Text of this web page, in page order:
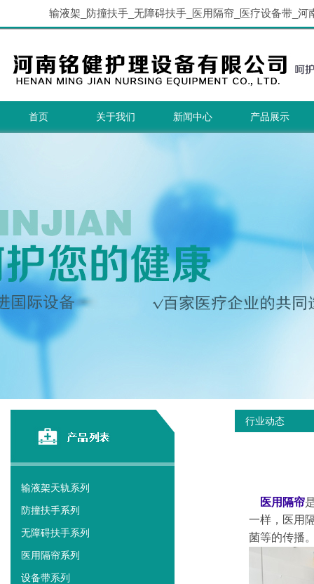
输液架_防撞扶手_无障碍扶手_医用隔帘_医疗设备带_河
首页 关于我们 新闻中心 产品展示
输液架天轨系列
防撞扶手系列
无障碍扶手系列
医用隔帘系列
设备带系列
行业动态
医用隔帘
一样，医用
菌等的传播